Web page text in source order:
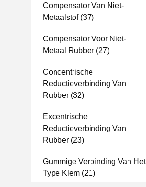
Compensator Van Niet-
Metaalstof(37)
Compensator Voor Niet-
Metaal Rubber (27)
Concentrische
Reductieverbinding Van
Rubber (32)
Excentrische
Reductieverbinding Van
Rubber (23)
Gummige Verbinding Van Het
Type Klem (21)